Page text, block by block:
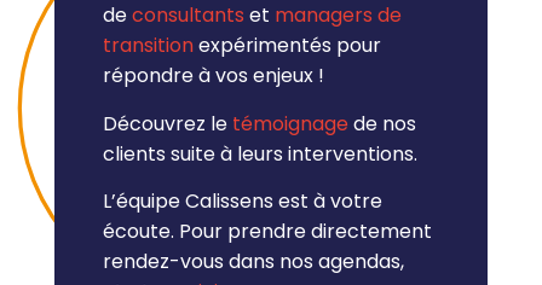
deconsultants et managers de
transitionexpérimentés pour
répondre à vos enjeux !
Découvrez letémoignagede nos
clients suite à leurs interventions.
L’équipe Calissens est à votre
écoute. Pour prendre directement
rendez-vous dans nos agendas,